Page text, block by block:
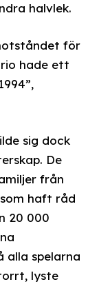
halvlek.
för
hade ett
sig dock
De
från
haft råd
20 000
alla spelarna
lyste